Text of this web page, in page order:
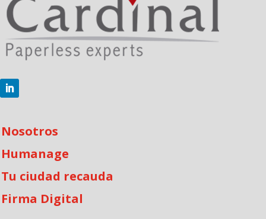
Nosotros
Humanage
Tu ciudad recauda
Firma Digital